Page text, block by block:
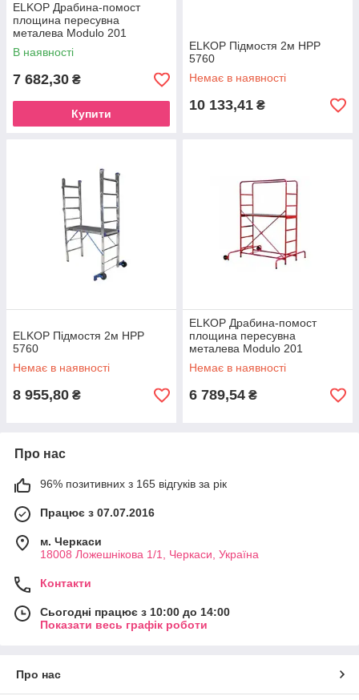
ELKOP Драбина-помост
площина пересувна
металева Modulo 201
В наявності
7 682,30 ₴
Купити
ELKOP Підмостя 2м HPP
5760
Немає в наявності
10 133,41 ₴
ELKOP Підмостя 2м HPP
5760
Немає в наявності
8 955,80 ₴
ELKOP Драбина-помост
площина пересувна
металева Modulo 201
Немає в наявності
6 789,54 ₴
Про нас
96% позитивних з 165 відгуків за рік
Працює з 07.07.2016
м. Черкаси
18008 Ложешнікова 1/1, Черкаси, Україна
Контакти
Сьогодні працює з 10:00 до 14:00
Показати весь графік роботи
Про нас